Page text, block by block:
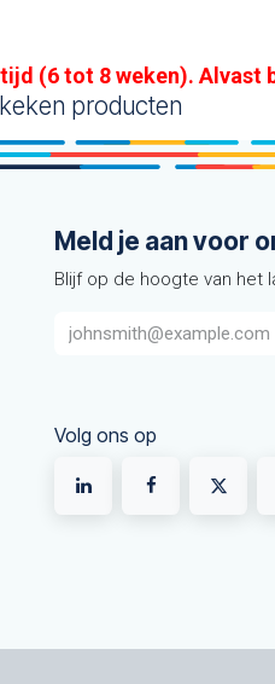
(6 tot 8 weken). Alvast
producten
Meld je aan voor
Blijf op de hoogte van het
Volg ons op